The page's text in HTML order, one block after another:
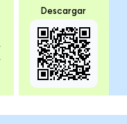
Descargar